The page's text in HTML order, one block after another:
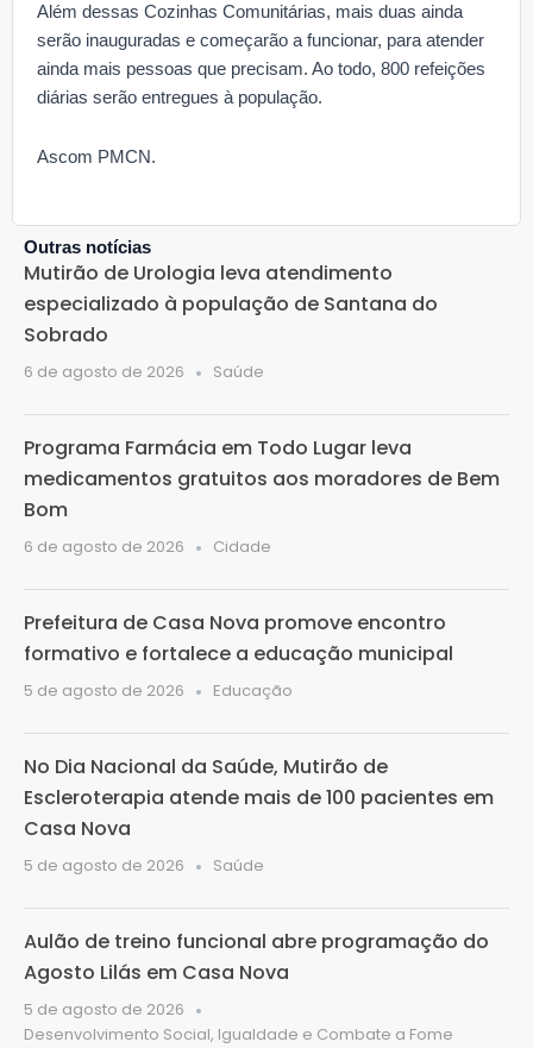
Além dessas Cozinhas Comunitárias, mais duas ainda
serão inauguradas e começarão a funcionar, para atender
ainda mais pessoas que precisam. Ao todo, 800 refeições
diárias serão entregues à população.
Ascom PMCN.
Outras notícias
Mutirão de Urologia leva atendimento
especializado à população de Santana do
Sobrado
6 de agosto de 2026 Saúde
Programa Farmácia em Todo Lugar leva
medicamentos gratuitos aos moradores de Bem
Bom
6 de agosto de 2026 Cidade
Prefeitura de Casa Nova promove encontro
formativo e fortalece a educação municipal
5 de agosto de 2026 Educação
No Dia Nacional da Saúde, Mutirão de
Escleroterapia atende mais de 100 pacientes em
Casa Nova
5 de agosto de 2026 Saúde
Aulão de treino funcional abre programação do
Agosto Lilás em Casa Nova
5 de agosto de 2026
Desenvolvimento Social, Igualdade e Combate a Fome